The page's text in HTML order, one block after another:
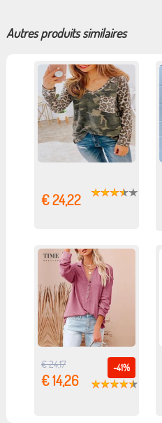
Autres produits similaires
€ 24,22
-41%
€ 24,17
€ 14,26